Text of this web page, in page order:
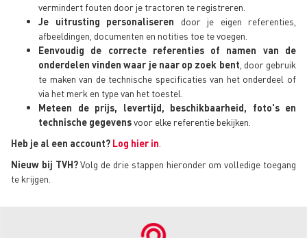
vermindert fouten door je tractoren te registreren.
Je uitrusting personaliseren door je eigen referenties,
afbeeldingen, documenten en notities toe te voegen.
Eenvoudig de correcte referenties of namen van de
onderdelen vinden waar je naar op zoek bent , door gebruik
te maken van de technische specificaties van het onderdeel of
via het merk en type van het toestel.
Meteen de prijs, levertijd, beschikbaarheid, foto's en
technische gegevensvoor elke referentie bekijken.
Heb je al een account? Log hier in
Nieuw bij TVH?Volg de drie stappen hieronder om volledige toegang
te krijgen.